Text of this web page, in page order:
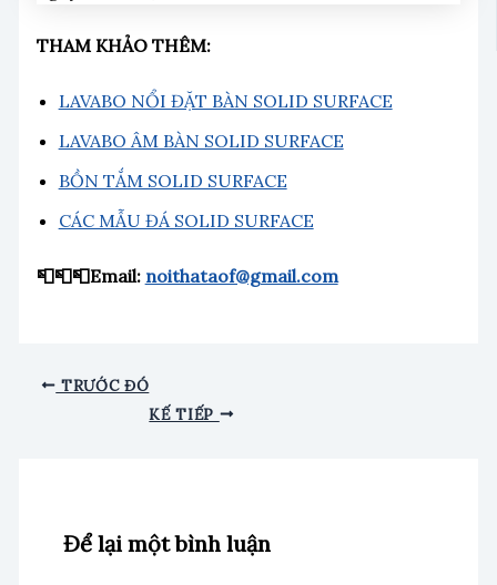
THAM KHẢO THÊM:
LAVABO NỔI ĐẶT BÀN SOLID SURFACE
LAVABO ÂM BÀN SOLID SURFACE
BỒN TẮM SOLID SURFACE
CÁC MẪU ĐÁ SOLID SURFACE
📮📮📮Email: noithataof@gmail.com
TRƯỚC ĐÓ
KẾ TIẾP
Để lại một bình luận